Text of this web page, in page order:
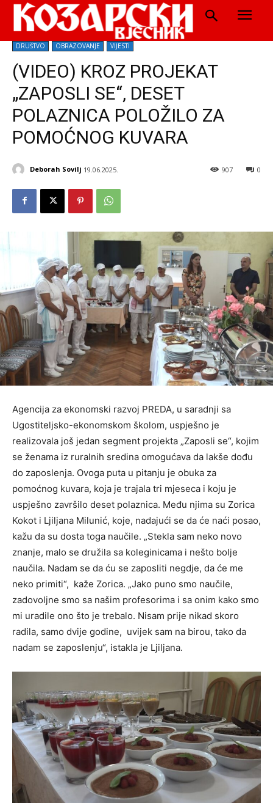
DRUŠTVO OBRAZOVANJE VIJESTI
(VIDEO) KROZ PROJEKAT
„ZAPOSLI SE“, DESET
POLAZNICA POLOŽILO ZA
POMOĆNOG KUVARA
Deborah Sovilj 19.06.2025. 0
907
Agencija za ekonomski razvoj PREDA, u saradnji sa
Ugostiteljsko-ekonomskom školom, uspješno je
realizovala još jedan segment projekta „Zaposli se“, kojim
se ženama iz ruralnih sredina omogućava da lakše dođu
do zaposlenja. Ovoga puta u pitanju je obuka za
pomoćnog kuvara, koja je trajala tri mjeseca i koju je
uspješno završilo deset polaznica. Među njima su Zorica
Kokot i Ljiljana Milunić, koje, nadajući se da će naći posao,
kažu da su dosta toga naučile. „Stekla sam neko novo
znanje, malo se družila sa koleginicama i nešto bolje
naučila. Nadam se da ću se zaposliti negdje, da će me
neko primiti“, kaže Zorica. „Jako puno smo naučile,
zadovoljne smo sa našim profesorima i sa onim kako smo
mi uradile ono što je trebalo. Nisam prije nikad skoro
radila, samo dvije godine, uvijek sam na birou, tako da
nadam se zaposlenju“, istakla je Ljiljana.